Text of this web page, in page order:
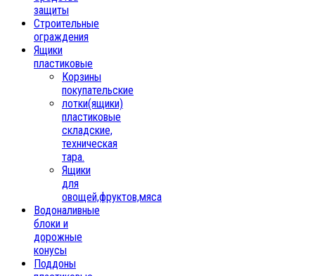
защиты
Строительные
ограждения
Ящики
пластиковые
Корзины
покупательские
лотки(ящики)
пластиковые
складские,
техническая
тара.
Ящики
для
овощей,фруктов,мяса
Водоналивные
блоки и
дорожные
конусы
Поддоны